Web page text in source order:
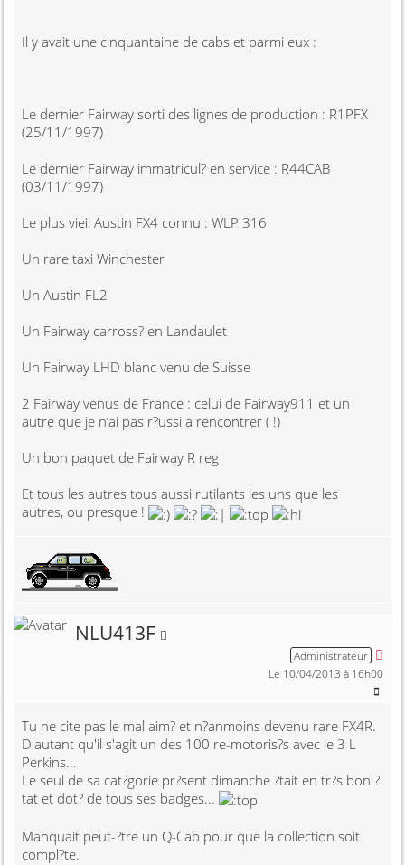
Il y avait une cinquantaine de cabs et parmi eux :
Le dernier Fairway sorti des lignes de production : R1PFX
(25/11/1997)
Le dernier Fairway immatricul? en service : R44CAB
(03/11/1997)
Le plus vieil Austin FX4 connu : WLP 316
Un rare taxi Winchester
Un Austin FL2
Un Fairway carross? en Landaulet
Un Fairway LHD blanc venu de Suisse
2 Fairway venus de France : celui de Fairway911 et un
autre que je n’ai pas r?ussi a rencontrer ( !)
Un bon paquet de Fairway R reg
Et tous les autres tous aussi rutilants les uns que les
autres, ou presque !
NLU413F
Administrateur
Le 10/04/2013 à 16h00
Tu ne cite pas le mal aim? et n?anmoins devenu rare FX4R.
D'autant qu'il s'agit un des 100 re-motoris?s avec le 3 L
Perkins...
Le seul de sa cat?gorie pr?sent dimanche ?tait en tr?s bon ?
tat et dot? de tous ses badges...
Manquait peut-?tre un Q-Cab pour que la collection soit
compl?te.